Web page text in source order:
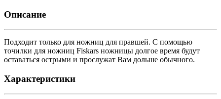
Описание
Подходит только для ножниц для правшей. С помощью
точилки для ножниц Fiskars ножницы долгое время будут
оставаться острыми и прослужат Вам дольше обычного.
Характеристики